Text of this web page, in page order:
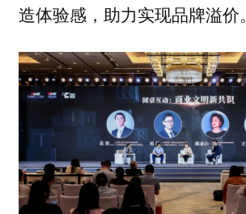
造体验感，助力实现品牌溢价。